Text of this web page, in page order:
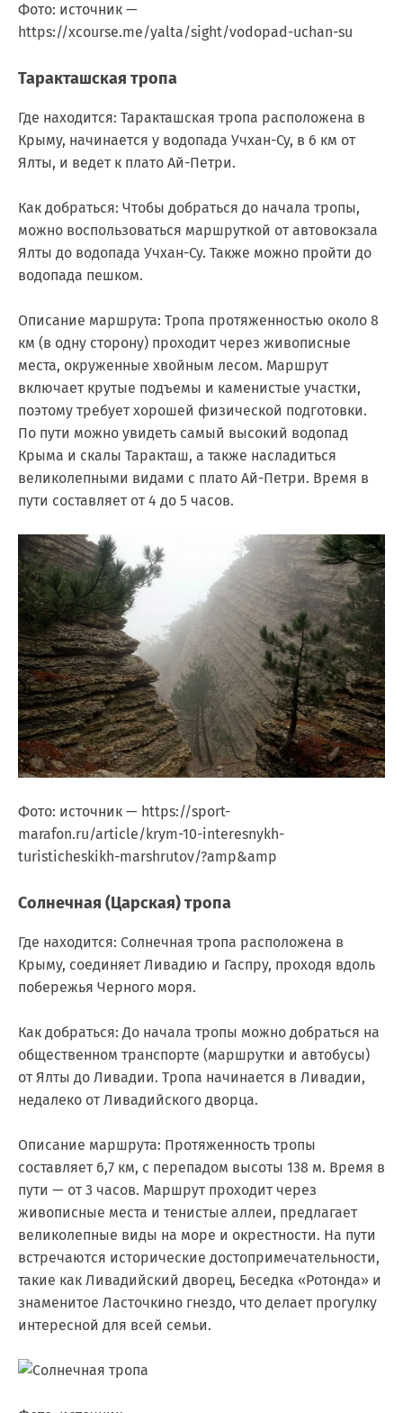
Фото: источник —
https://xcourse.me/yalta/sight/vodopad-uchan-su
Таракташская тропа
Где находится: Таракташская тропа расположена в
Крыму, начинается у водопада Учхан-Су, в 6 км от
Ялты, и ведет к плато Ай-Петри.
Как добраться: Чтобы добраться до начала тропы,
можно воспользоваться маршруткой от автовокзала
Ялты до водопада Учхан-Су. Также можно пройти до
водопада пешком.
Описание маршрута: Тропа протяженностью около 8
км (в одну сторону) проходит через живописные
места, окруженные хвойным лесом. Маршрут
включает крутые подъемы и каменистые участки,
поэтому требует хорошей физической подготовки.
По пути можно увидеть самый высокий водопад
Крыма и скалы Таракташ, а также насладиться
великолепными видами с плато Ай-Петри. Время в
пути составляет от 4 до 5 часов.
Фото: источник — https://sport-
marafon.ru/article/krym-10-interesnykh-
turisticheskikh-marshrutov/?amp&amp
Солнечная (Царская) тропа
Где находится: Солнечная тропа расположена в
Крыму, соединяет Ливадию и Гаспру, проходя вдоль
побережья Черного моря.
Как добраться: До начала тропы можно добраться на
общественном транспорте (маршрутки и автобусы)
от Ялты до Ливадии. Тропа начинается в Ливадии,
недалеко от Ливадийского дворца.
Описание маршрута: Протяженность тропы
составляет 6,7 км, с перепадом высоты 138 м. Время в
пути — от 3 часов. Маршрут проходит через
живописные места и тенистые аллеи, предлагает
великолепные виды на море и окрестности. На пути
встречаются исторические достопримечательности,
такие как Ливадийский дворец, Беседка «Ротонда» и
знаменитое Ласточкино гнездо, что делает прогулку
интересной для всей семьи.